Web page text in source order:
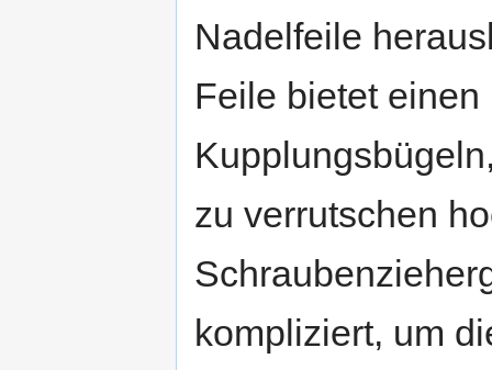
Nadelfeile
Feile bietet
zu verrutschen
kompliziert, um